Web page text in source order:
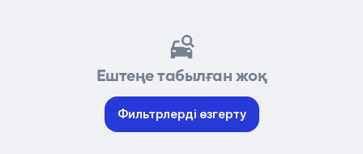
Ештеңе табылған жоқ
Фильтрлерді өзгерту